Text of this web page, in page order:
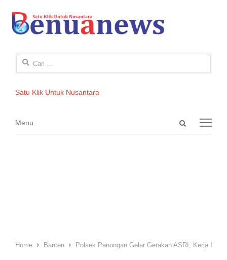
Cari
Satu Klik Untuk Nusantara
Open
Menu
Menu
Home Banten Polsek Panongan Gelar Gerakan ASRI, Kerja